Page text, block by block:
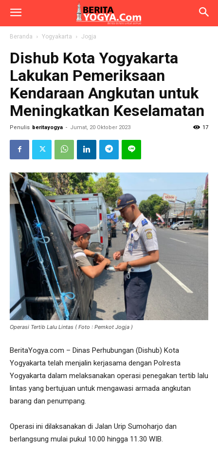
Beranda Yogyakarta Jogja
Dishub Kota Yogyakarta
Lakukan Pemeriksaan
Kendaraan Angkutan untuk
Meningkatkan Keselamatan
Penulis beritayogya - Jumat, 20 Oktober 2023 17
Operasi Tertib Lalu Lintas ( Foto : Pemkot Jogja )
BeritaYogya.com – Dinas Perhubungan (Dishub) Kota
Yogyakarta telah menjalin kerjasama dengan Polresta
Yogyakarta dalam melaksanakan operasi penegakan tertib lalu
lintas yang bertujuan untuk mengawasi armada angkutan
barang dan penumpang.
Operasi ini dilaksanakan di Jalan Urip Sumoharjo dan
berlangsung mulai pukul 10.00 hingga 11.30 WIB.